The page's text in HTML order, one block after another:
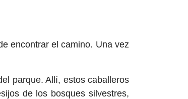
encontrar el camino. Una vez
parque. Allí, estos caballeros
de los bosques silvestres,